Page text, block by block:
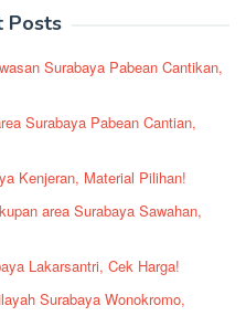
Posts
Surabaya Pabean Cantikan,
Surabaya Pabean Cantian,
Kenjeran, Material Pilihan!
area Surabaya Sawahan,
Lakarsantri, Cek Harga!
Surabaya Wonokromo,